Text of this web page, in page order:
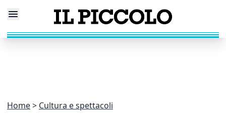
Home Cultura e spettacoli